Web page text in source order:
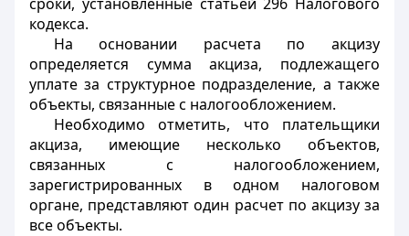
кодекса.
На основании расчета по акцизу
определяется сумма акциза, подлежащего
уплате за структурное подразделение, а также
объекты, связанные с налогообложением.
Необходимо отметить, что плательщики
акциза, имеющие несколько объектов,
связанных с налогообложением,
зарегистрированных в одном налоговом
органе, представляют один расчет по акцизу за
все объекты.